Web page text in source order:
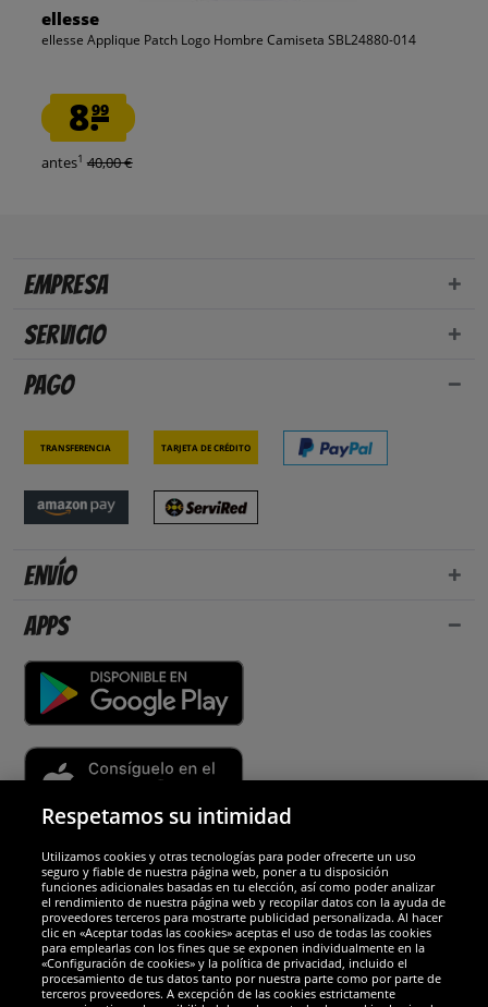
ellesse
ellesse Applique Patch Logo Hombre Camiseta SBL24880-014
8.99
antes1 40,00 €
Empresa
Servicio
Pago
Transferencia Tarjeta de crédito
Envío
Apps
Socios y seguridad
Galardones
Respetamos su intimidad
Utilizamos cookies y otras tecnologías para poder ofrecerte un uso
seguro y fiable de nuestra página web, poner a tu disposición
funciones adicionales basadas en tu elección, así como poder analizar
el rendimiento de nuestra página web y recopilar datos con la ayuda de
proveedores terceros para mostrarte publicidad personalizada. Al hacer
clic en «Aceptar todas las cookies» aceptas el uso de todas las cookies
para emplearlas con los fines que se exponen individualmente en la
«Configuración de cookies» y la política de privacidad, incluido el
procesamiento de tus datos tanto por nuestra parte como por parte de
terceros proveedores. A excepción de las cookies estrictamente